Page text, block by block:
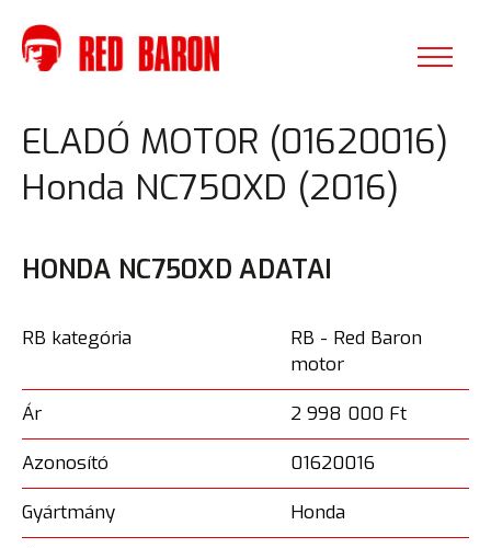
ELADÓ MOTOR (01620016)
Honda NC750XD (2016)
HONDA NC750XD ADATAI
RB kategória
RB - Red Baron
motor
Ár
2 998 000 Ft
Azonosító
01620016
Gyártmány
Honda